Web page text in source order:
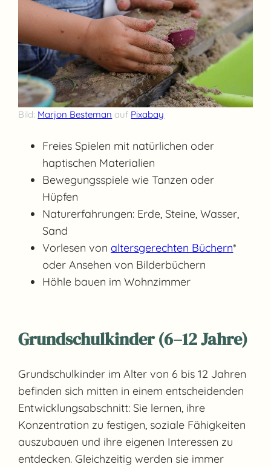
Bild: Marjon Besteman auf Pixabay
Freies Spielen mit natürlichen oder
haptischen Materialien
Bewegungsspiele wie Tanzen oder
Hüpfen
Naturerfahrungen: Erde, Steine, Wasser,
Sand
Vorlesen vonaltersgerechten Büchern*
oder Ansehen von Bilderbüchern
Höhle bauen im Wohnzimmer
Grundschulkinder (6–12 Jahre)
Grundschulkinder im Alter von 6 bis 12 Jahren
befinden sich mitten in einem entscheidenden
Entwicklungsabschnitt: Sie lernen, ihre
Konzentration zu festigen, soziale Fähigkeiten
auszubauen und ihre eigenen Interessen zu
entdecken. Gleichzeitig werden sie immer